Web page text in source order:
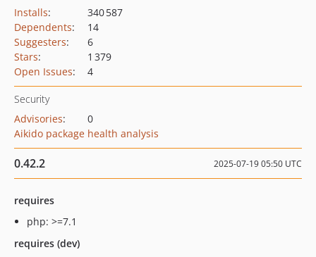
Installs:
340 587
Dependents:
14
Suggesters:
6
Stars:
1 379
Open Issues: 4
Security
Advisories:
0
Aikido package health analysis
0.42.2 2025-07-19 05:50 UTC
requires
php: >=7.1
requires (dev)